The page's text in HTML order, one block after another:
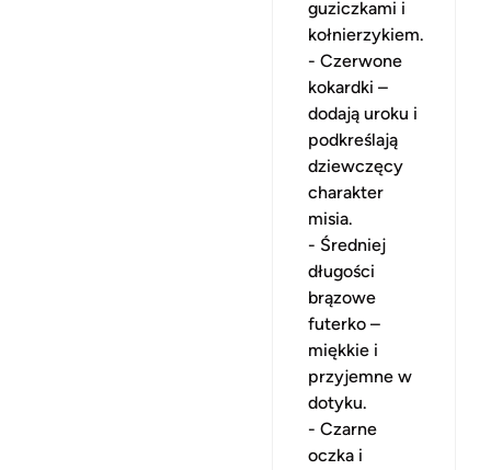
guziczkami i
kołnierzykiem.
- Czerwone
kokardki –
dodają uroku i
podkreślają
dziewczęcy
charakter
misia.
- Średniej
długości
brązowe
futerko –
miękkie i
przyjemne w
dotyku.
- Czarne
oczka i